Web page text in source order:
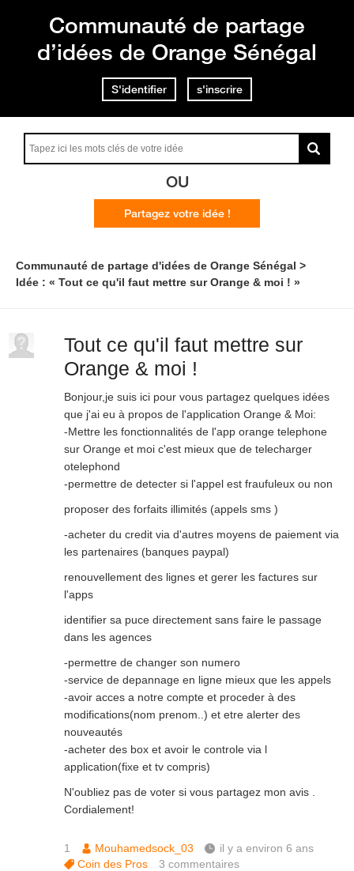
Communauté de partage
d’idées de Orange Sénégal
S'identifier s'inscrire
OU
Partagez votre idée !
Communauté de partage d'idées de Orange Sénégal
Idée : « Tout ce qu'il faut mettre sur Orange & moi ! »
Tout ce qu'il faut mettre sur
Orange & moi !
Bonjour,je suis ici pour vous partagez quelques idées
que j'ai eu à propos de l'application Orange & Moi:
-Mettre les fonctionnalités de l'app orange telephone
sur Orange et moi c'est mieux que de telecharger
otelephond
-permettre de detecter si l'appel est fraufuleux ou non
proposer des forfaits illimités (appels sms )
-acheter du credit via d'autres moyens de paiement via
les partenaires (banques paypal)
renouvellement des lignes et gerer les factures sur
l'apps
identifier sa puce directement sans faire le passage
dans les agences
-permettre de changer son numero
-service de depannage en ligne mieux que les appels
-avoir acces a notre compte et proceder à des
modifications(nom prenom..) et etre alerter des
nouveautés
-acheter des box et avoir le controle via l
application(fixe et tv compris)
N'oubliez pas de voter si vous partagez mon avis .
Cordialement!
1 Mouhamedsock_03
il y a environ 6 ans
Coin des Pros
3commentaires